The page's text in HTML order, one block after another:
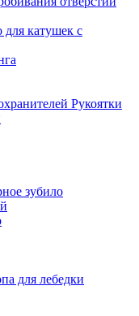
для катушек с
Рукоятки
зубило
для лебедки